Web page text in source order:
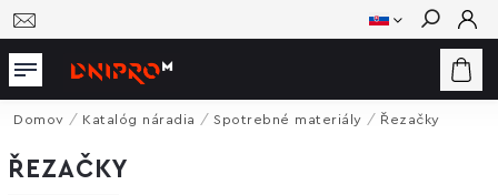
Hľadať
Domov / Katalóg náradia / Spotrebné materiály / Řezačky
ŘEZAČKY